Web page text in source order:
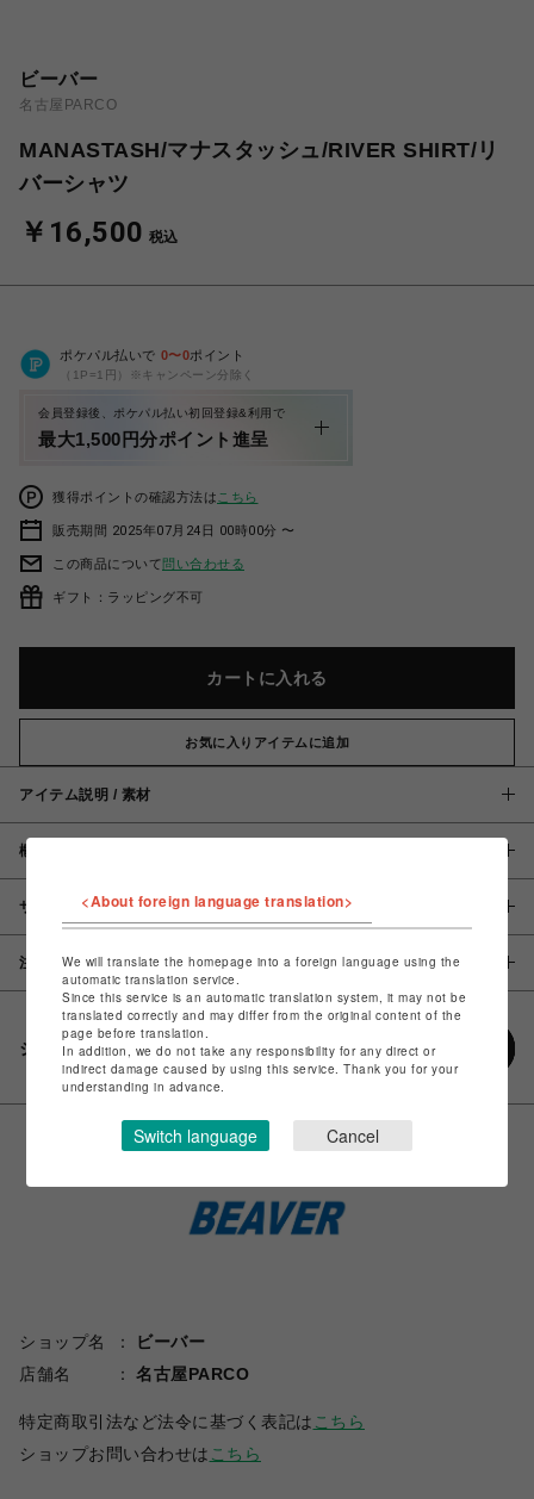
ビーバー
名古屋PARCO
MANASTASH/マナスタッシュ/RIVER SHIRT/リ
バーシャツ
￥16,500 税込
ポケパル払いで 0〜0ポイント
（1P=1円）※キャンペーン分除く
会員登録後、ポケパル払い初回登録&利用で
最大1,500円分ポイント進呈
獲得ポイントの確認方法は こちら
販売期間 2025年07月24日 00時00分 〜
この商品について問い合わせる
ギフト：ラッピング不可
カートに入れる
お気に入りアイテムに追加
アイテム説明 / 素材
概要
サイズ
注意事項
シェアする
ショップ名
ビーバー
店舗名
名古屋PARCO
特定商取引法など法令に基づく表記は こちら
ショップお問い合わせは こちら
<About foreign language translation>
We will translate the homepage into a foreign language using the
automatic translation service.
Since this service is an automatic translation system, it may not be
translated correctly and may differ from the original content of the
page before translation.
In addition, we do not take any responsibility for any direct or
indirect damage caused by using this service. Thank you for your
understanding in advance.
Switch language Cancel